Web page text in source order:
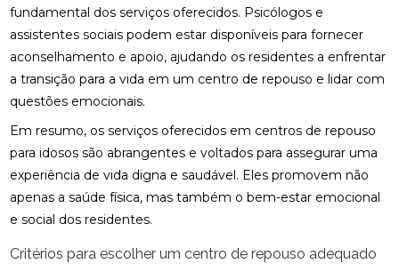
fundamental dos serviços oferecidos. Psicólogos e
assistentes sociais podem estar disponíveis para fornecer
aconselhamento e apoio, ajudando os residentes a enfrentar
a transição para a vida em um centro de repouso e lidar com
questões emocionais.
Em resumo, os serviços oferecidos em centros de repouso
para idosos são abrangentes e voltados para assegurar uma
experiência de vida digna e saudável. Eles promovem não
apenas a saúde física, mas também o bem-estar emocional
e social dos residentes.
Critérios para escolher um centro de repouso adequado